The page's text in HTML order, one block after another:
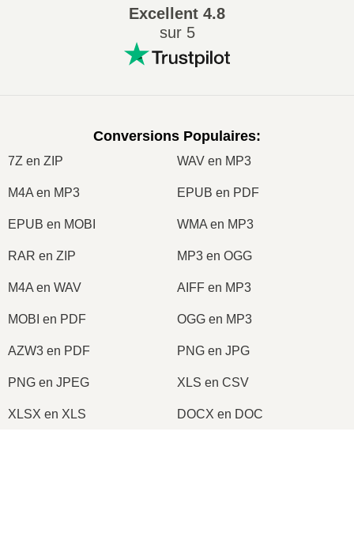
Excellent 4.8
sur 5
Conversions Populaires:
7Z en ZIP WAV en MP3
M4A en MP3 EPUB en PDF
EPUB en MOBI WMA en MP3
RAR en ZIP MP3 en OGG
M4A en WAV AIFF en MP3
MOBI en PDF OGG en MP3
AZW3 en PDF PNG en JPG
PNG en JPEG XLS en CSV
XLSX en XLS DOCX en DOC